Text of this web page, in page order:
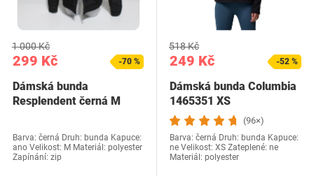
299 Kč
1 000 Kč
-70 %
Dámská bunda
Resplendent černá M
Barva: černá Druh: bunda Kapuce:
ano Velikost: M Materiál: polyester
Zapínání: zip
249 Kč
518 Kč
-52 %
Dámská bunda Columbia
1465351 XS
(96×)
Barva: černá Druh: bunda Kapuce:
ne Velikost: XS Zateplené: ne
Materiál: polyester